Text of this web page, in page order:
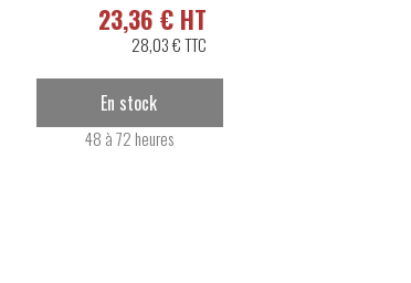
23,36 € HT
28,03 € TTC
En stock
48 à 72 heures